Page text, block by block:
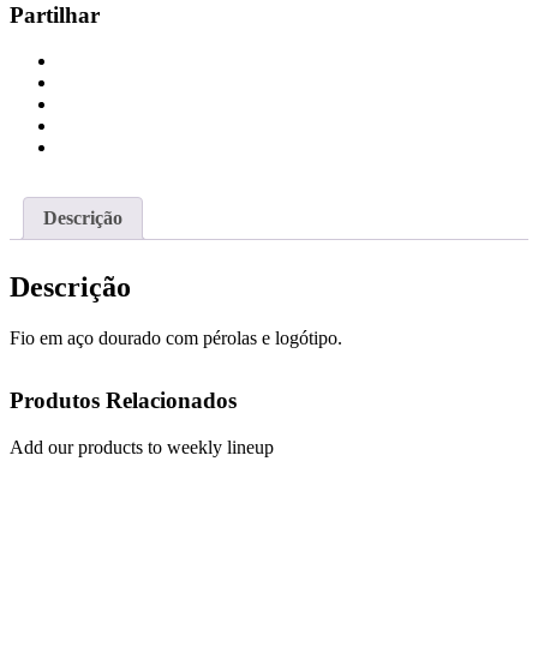
Partilhar
Descrição
Descrição
Fio em aço dourado com pérolas e logótipo.
Produtos Relacionados
Add our products to weekly lineup